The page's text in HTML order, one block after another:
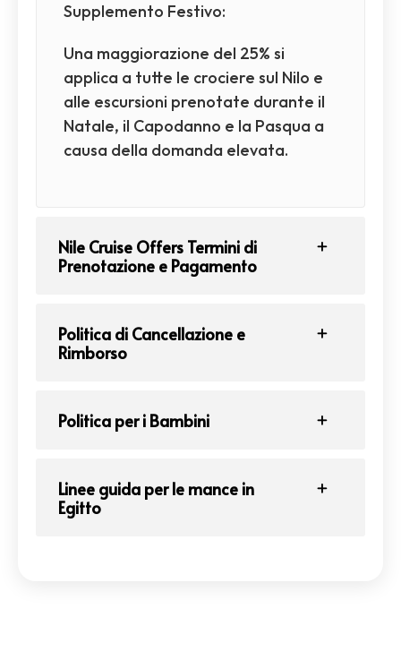
Supplemento Festivo:
Una maggiorazione del 25% si
applica a tutte le crociere sul Nilo e
alle escursioni prenotate durante il
Natale, il Capodanno e la Pasqua a
causa della domanda elevata.
Nile Cruise Offers Termini di
Prenotazione e Pagamento
Politica di Cancellazione e
Rimborso
Politica per i Bambini
Linee guida per le mance in
Egitto